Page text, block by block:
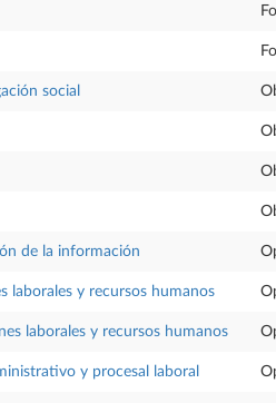
social
de la información
laborales y recursos humanos
laborales y recursos humanos
y procesal laboral